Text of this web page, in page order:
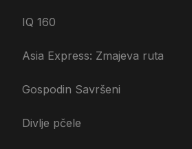
IQ 160
Asia Express: Zmajeva ruta
Gospodin Savršeni
Divlje pčele